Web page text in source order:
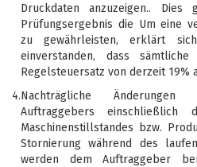
Druckdaten anzuzeigen..
Prüfungsergebnis die Um eine
zu gewährleisten, erklärt
einverstanden, dass
Regelsteuersatz von derzeit 19%
4.Nachträgliche
Auftraggebers einschließlich
Maschinenstillstandes bzw.
Stornierung während des
werden dem Auftraggeber